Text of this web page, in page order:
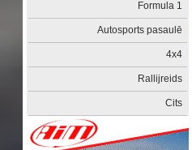
Formula 1
Autosports pasaulē
4x4
Rallijreids
Cits